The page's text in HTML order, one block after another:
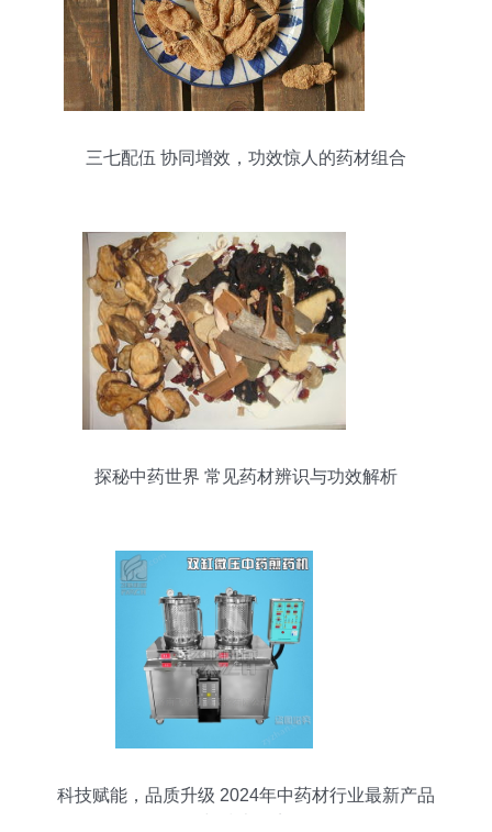
三七配伍 协同增效，功效惊人的药材组合
探秘中药世界 常见药材辨识与功效解析
科技赋能，品质升级 2024年中药材行业最新产品